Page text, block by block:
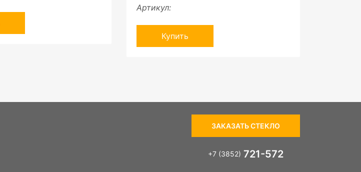
Артикул:
Купить
ЗАКАЗАТЬ СТЕКЛО
+7 (3852) 721-572